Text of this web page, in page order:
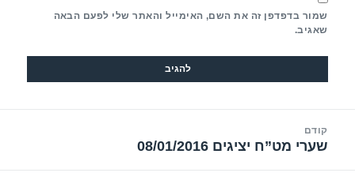
שמור בדפדפן זה את השם, האימייל והאתר שלי לפעם הבאה
שאגיב.
קודם
הפוסט
שערי מט”ח יציגים 08/01/2016